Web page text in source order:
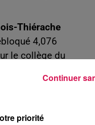
Thiérache
4,076
le collège du
toutes les
en place de
de
priorité
Continuer